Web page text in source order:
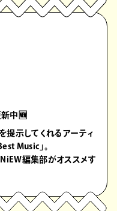
中🆕
提示してくれるアーティ
Music」。
NiEW編集部がオススメす